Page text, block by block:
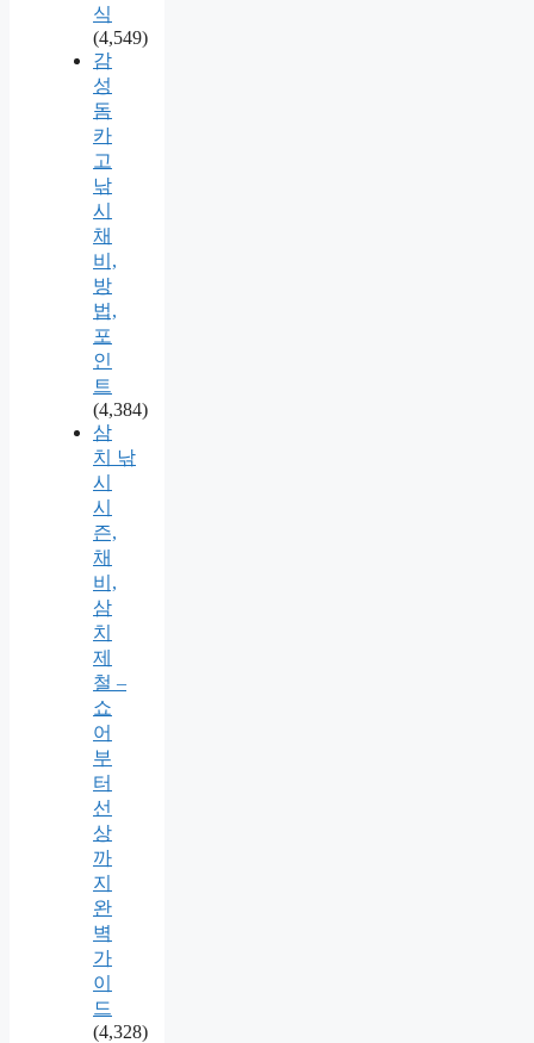
식
(4,549)
감
성
돔
카
고
낚
시
채
비,
방
법,
포
인
트
(4,384)
삼
치 낚
시
시
즌,
채
비,
삼
치
제
철 –
쇼
어
부
터
선
상
까
지
완
벽
가
이
드
(4,328)